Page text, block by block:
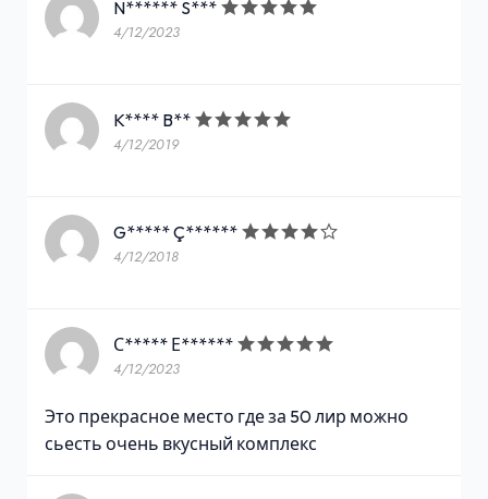
N****** S***
4/12/2023
K**** B**
4/12/2019
G***** Ç******
4/12/2018
С***** Е******
4/12/2023
Это прекрасное место где за 50 лир можно
сьесть очень вкусный комплекс